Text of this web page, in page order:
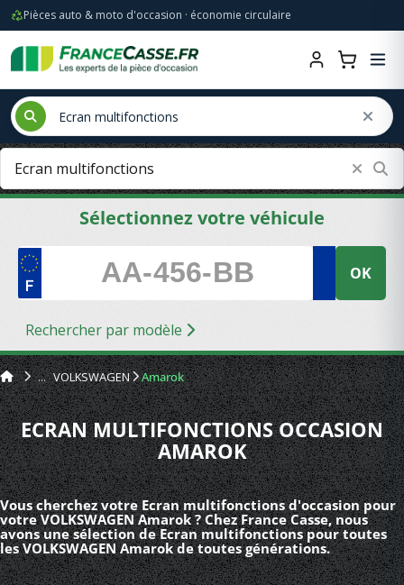
Pièces auto & moto d'occasion · économie circulaire
Sélectionnez votre véhicule
OK
Rechercher par modèle
VOLKSWAGEN Amarok
ECRAN MULTIFONCTIONS OCCASION
AMAROK
Vous cherchez votre Ecran multifonctions d'occasion pour
votre VOLKSWAGEN Amarok ? Chez France Casse, nous
avons une sélection de Ecran multifonctions pour toutes
les VOLKSWAGEN Amarok de toutes générations.